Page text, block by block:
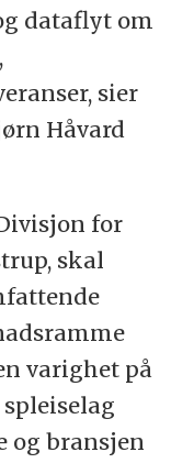
I tillegg
Digital
Research
Skog,
Skog,
Virke,
dataflyt om
sier
Håvard
for
skal
varighet på
og bransjen